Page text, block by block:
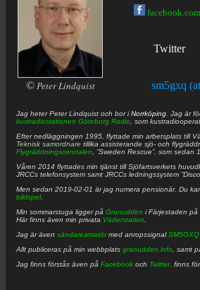
© Peter Lindquist
Twitter
sm5gxq
Jag heterPeter Lindquist och bor iNorrköping . Jag är
kustradiostationen Göteborg Radio , som
Efter nedläggningen 1995, flyttade min arbetsplats till
Teknisk samordnare tillika assisterande sjö- och
Flygräddningscentralen , ”Sweden Rescue”, som sedan
Våren 2014 flyttades min tjänst till Sjöfartsverkets
JRCCs telefonsystem samt JRCCs ledningssystem
Men sedan 2019-02-01 är jag numera pensionär. Du
bildspel.
Min sommarstuga ligger på Granudden i Färjestaden
Här finns även min privata Väderstation
Jag är även sändareamatörmed anropssignalSM5GXQ
Allt publiceras på min webbplats granudden.info , samt
Jag finns förstås även på Facebook och Twitter. finns